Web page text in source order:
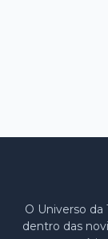
O Universo
dentro das